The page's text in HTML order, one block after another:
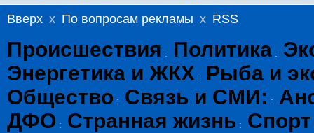
Вверх x По вопросам рекламы x RSS
Происшествия : Политика :
Энергетика и ЖКХ :
Рыба и
Общество : Связь и СМИ: :
ДФО : Странная жизнь : Спорт